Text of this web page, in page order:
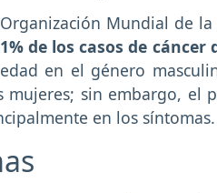
Mundial de
de los casos de
en el género
mujeres; sin embargo, el
en los síntomas.